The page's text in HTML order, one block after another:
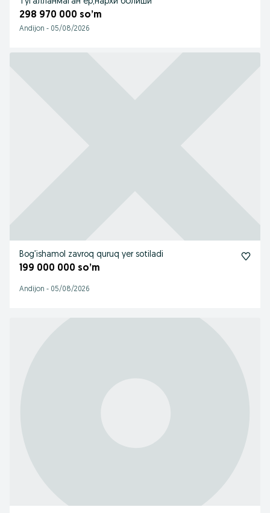
298 970 000 so’m
Andijon - 05/08/2026
Bog’ishamol zavroq quruq yer sotiladi
199 000 000 so’m
Andijon - 05/08/2026